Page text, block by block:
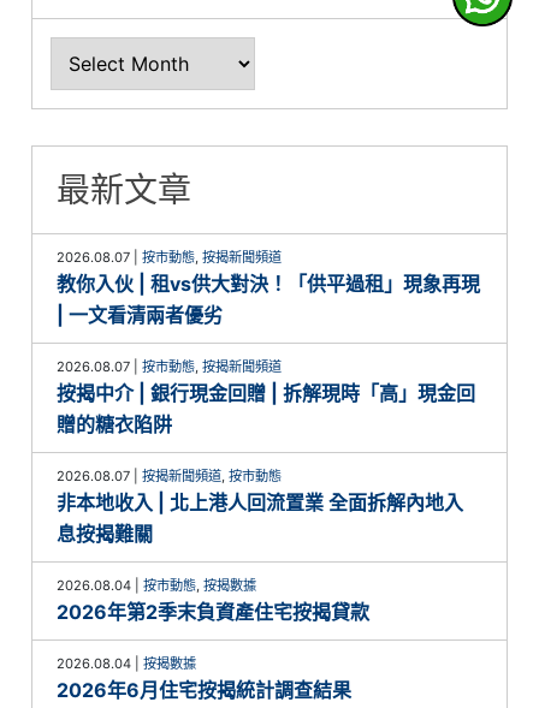
最新文章
2026.08.07 |按市動態,按揭新聞頻道
教你入伙 | 租vs供大對決！「供平過租」現象再現
| 一文看清兩者優劣
2026.08.07 |按市動態,按揭新聞頻道
按揭中介 | 銀行現金回贈 | 拆解現時「高」現金回
贈的糖衣陷阱
2026.08.07 |按揭新聞頻道,按市動態
非本地收入 | 北上港人回流置業 全面拆解內地入
息按揭難關
2026.08.04 |按市動態,按揭數據
2026年第2季末負資產住宅按揭貸款
2026.08.04 |按揭數據
2026年6月住宅按揭統計調查結果